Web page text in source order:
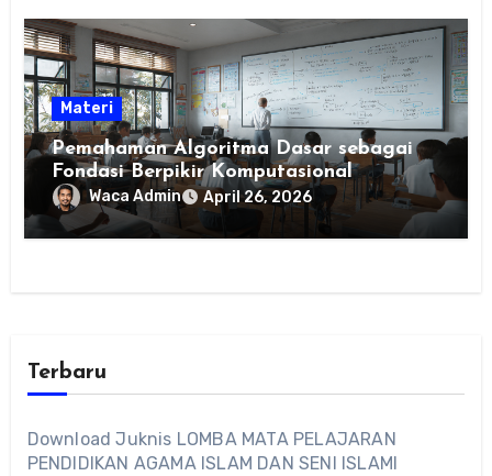
Materi
Pemahaman Algoritma Dasar sebagai
Fondasi Berpikir Komputasional
Waca Admin April 26, 2026
Terbaru
Download Juknis LOMBA MATA PELAJARAN
PENDIDIKAN AGAMA ISLAM DAN SENI ISLAMI